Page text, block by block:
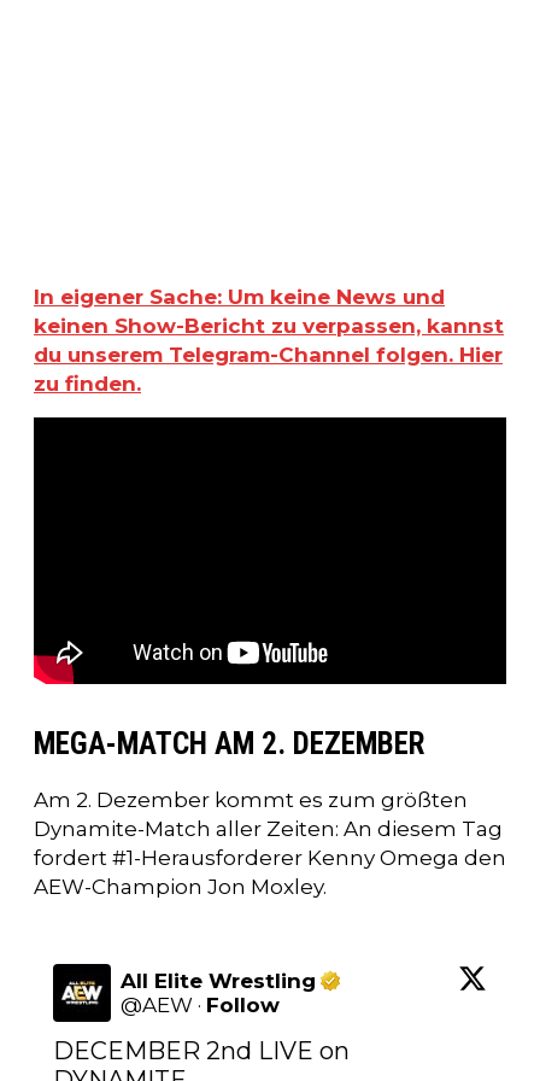
In eigener Sache: Um keine News und
keinen Show-Bericht zu verpassen, kannst
du unserem Telegram-Channel folgen. Hier
zu finden.
MEGA-MATCH AM 2. DEZEMBER
Am 2. Dezember kommt es zum größten
Dynamite-Match aller Zeiten: An diesem Tag
fordert #1-Herausforderer Kenny Omega den
AEW-Champion Jon Moxley.
All Elite Wrestling
@AEW · Follow
DECEMBER 2nd LIVE on